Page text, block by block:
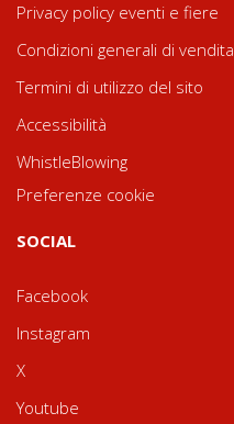
Privacy policy eventi e fiere
Condizioni generali di vendita
Termini di utilizzo del sito
Accessibilità
WhistleBlowing
Preferenze cookie
SOCIAL
Facebook
Instagram
X
Youtube